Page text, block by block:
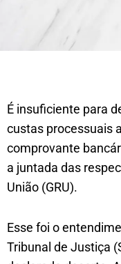
É insuficiente para
custas processuais
comprovante
a juntada das
União (GRU).
Esse foi o
Tribunal de Justiça